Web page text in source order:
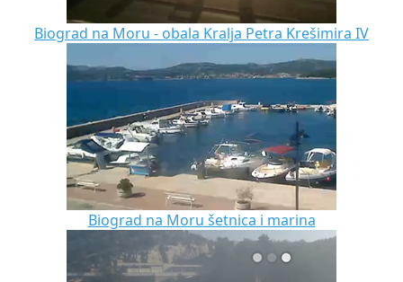
Biograd na Moru - obala Kralja Petra Krešimira IV
Biograd na Moru šetnica i marina